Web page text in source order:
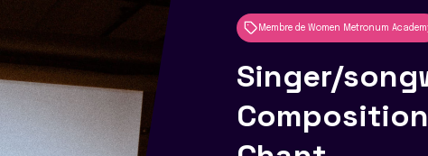
Membre de Women Metronum
Singer/